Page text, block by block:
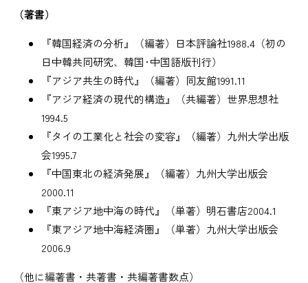
（著書）
『韓国経済の分析』（編著）日本評論社1988.4（初の
日中韓共同研究、韓国･中国語版刊行）
『アジア共生の時代』（編著）同友館1991.11
『アジア経済の現代的構造』（共編著）世界思想社
1994.5
『タイの工業化と社会の変容』（編著）九州大学出版
会1995.7
『中国東北の経済発展』（編著）九州大学出版会
2000.11
『東アジア地中海の時代』（単著）明石書店2004.1
『東アジア地中海経済圏』（単著）九州大学出版会
2006.9
（他に編著書・共著書・共編著書数点）